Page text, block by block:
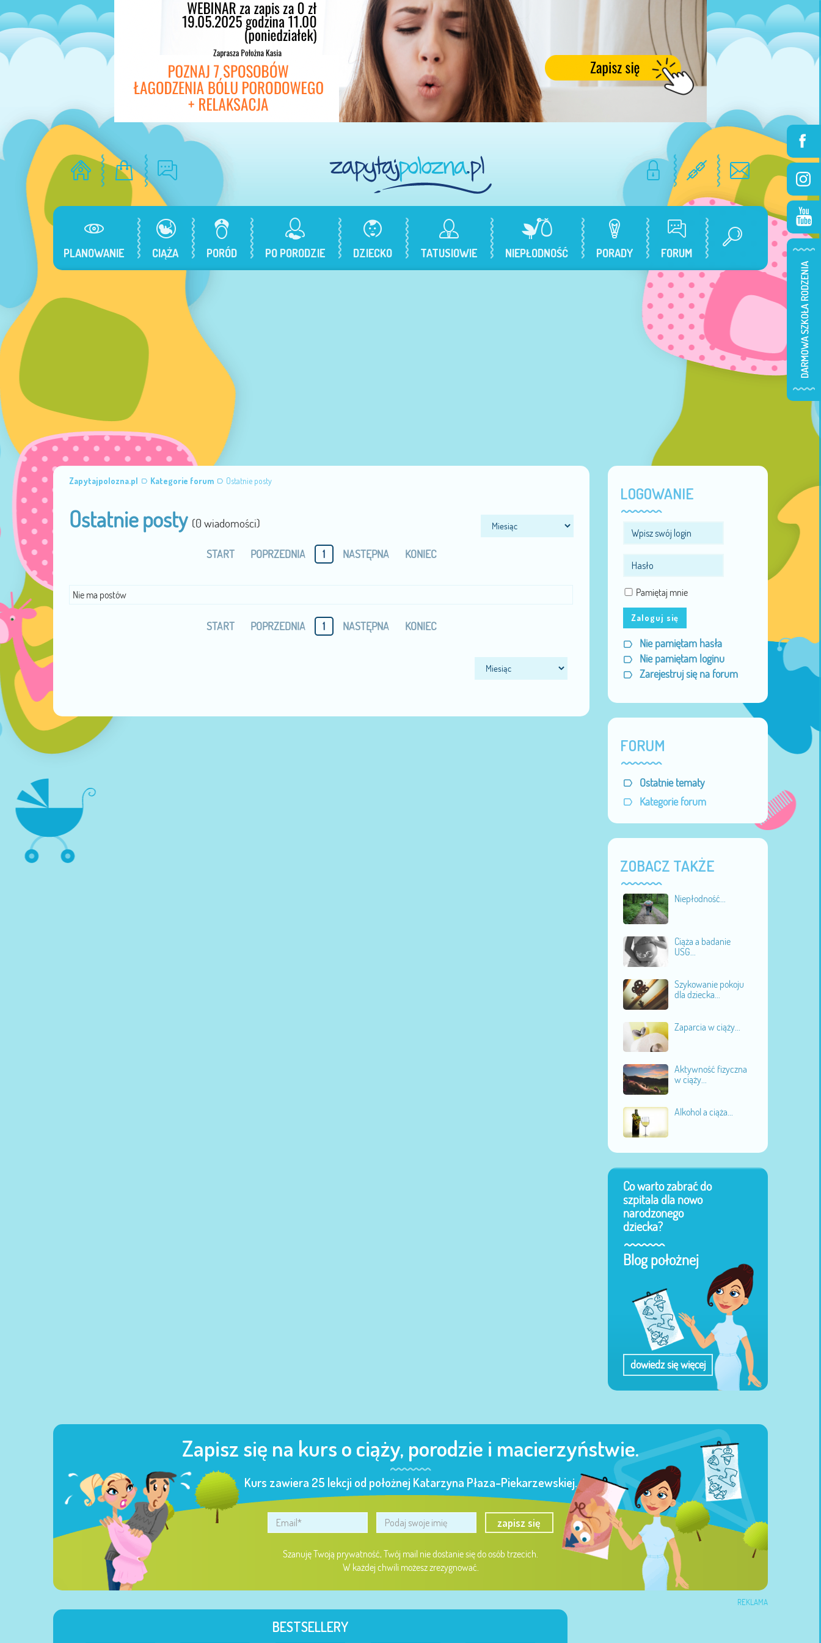
PLANOWANIE CIĄŻA PORÓD PO PORODZIE DZIECKO TATUSIOWIE NIEPŁODNOŚĆ PORADY FORUM
Zapytajpolozna.pl Kategorie forum Ostatnie posty
Ostatnie posty (0 wiadomości)
START POPRZEDNIA 1 NASTĘPNA KONIEC
Nie ma postów
START POPRZEDNIA 1 NASTĘPNA KONIEC
LOGOWANIE
Pamiętaj mnie
Zaloguj się
Nie pamiętam hasła
Nie pamiętam loginu
Zarejestruj się na forum
FORUM
Ostatnie tematy
Kategorie forum
ZOBACZ TAKŻE
Niepłodność...
Ciąża a badanie
USG...
Szykowanie pokoju
dla dziecka...
Zaparcia w ciąży...
Aktywność fizyczna
w ciąży...
Alkohol a ciąża...
Co warto zabrać do
szpitala dla nowo
narodzonego
dziecka?
Blog położnej
dowiedz się więcej
Zapisz się na kurs o ciąży, porodzie i macierzyństwie.
Kurs zawiera 25 lekcji od położnej Katarzyna Płaza-Piekarzewskiej.
zapisz się
Szanuję Twoją prywatność, Twój mail nie dostanie się do osób trzecich.
W każdej chwili możesz zrezygnować.
REKLAMA
BESTSELLERY